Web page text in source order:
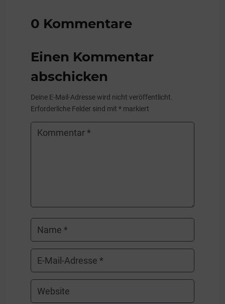
0 Kommentare
Einen Kommentar
abschicken
Deine E-Mail-Adresse wird nicht veröffentlicht.
Erforderliche Felder sind mit* markiert